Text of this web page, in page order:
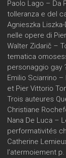
Paolo Lago – Da
tolleranza e del
Agnieszka
nelle opere di
Walter Zidarič –
tematica
personaggio gay
Emilio Sciarrino
et Pier Vittorio
Trois auteures
Christiane
Nana De Luca –
performativités
Catherine
l’atermoiement p.